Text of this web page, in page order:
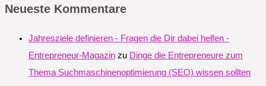
Neueste Kommentare
Jahresziele definieren - Fragen die Dir dabei helfen -
Entrepreneur-Magazin zu Dinge die Entrepreneure zum
Thema Suchmaschinenoptimierung (SEO) wissen sollten